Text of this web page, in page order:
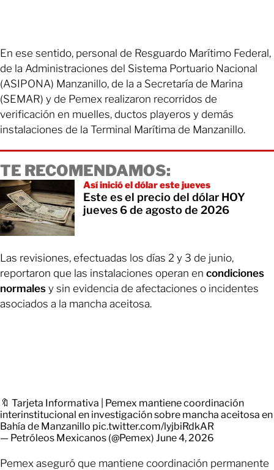
En ese sentido, personal de Resguardo Marítimo Federal,
de la Administraciones del Sistema Portuario Nacional
(ASIPONA) Manzanillo, de la a Secretaría de Marina
(SEMAR) y de Pemex realizaron recorridos de
verificación en muelles, ductos playeros y demás
instalaciones de la Terminal Marítima de Manzanillo.
TE RECOMENDAMOS:
Así inició el dólar este jueves
Este es el precio del dólar HOY
jueves 6 de agosto de 2026
Las revisiones, efectuadas los días 2 y 3 de junio,
reportaron que las instalaciones operan en condiciones
normales y sin evidencia de afectaciones o incidentes
asociados a la mancha aceitosa.
🔖 Tarjeta Informativa | Pemex mantiene coordinación
interinstitucional en investigación sobre mancha aceitosa en
Bahía de Manzanillo pic.twitter.com/lyjbiRdkAR
— Petróleos Mexicanos (@Pemex) June 4, 2026
Pemex aseguró que mantiene coordinación permanente